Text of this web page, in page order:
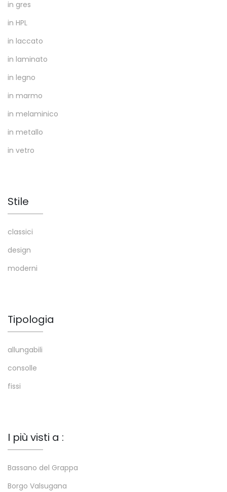
in gres
in HPL
in laccato
in laminato
in legno
in marmo
in melaminico
in metallo
in vetro
Stile
classici
design
moderni
Tipologia
allungabili
consolle
fissi
I più visti a :
Bassano del Grappa
Borgo Valsugana